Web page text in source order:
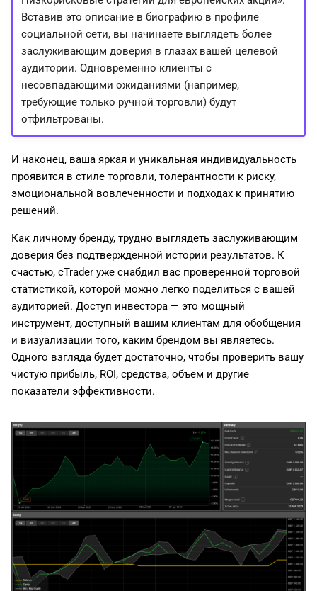
Вставив это описание в биографию в профиле
социальной сети, вы начинаете выглядеть более
заслуживающим доверия в глазах вашей целевой
аудитории. Одновременно клиенты с
несовпадающими ожиданиями (например,
требующие только ручной торговли) будут
отфильтрованы.
И наконец, ваша яркая и уникальная индивидуальность
проявится в стиле торговли, толерантности к риску,
эмоциональной вовлеченности и подходах к принятию
решений.
Как личному бренду, трудно выглядеть заслуживающим
доверия без подтвержденной истории результатов. К
счастью, cTrader уже снабдил вас проверенной торговой
статистикой, которой можно легко поделиться с вашей
аудиторией. Доступ инвестора — это мощный
инструмент, доступный вашим клиентам для обобщения
и визуализации того, каким брендом вы являетесь.
Одного взгляда будет достаточно, чтобы проверить вашу
чистую прибыль, ROI, средства, объем и другие
показатели эффективности.